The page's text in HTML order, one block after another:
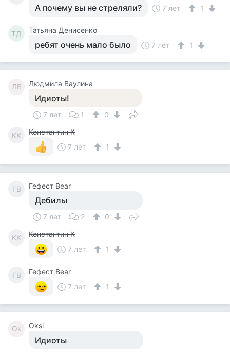
А почему вы не стреляли? 7 лет 1
ТД Татьяна Денисенко
ребят очень мало было 7 лет 1
ЛВ Людмила Ваулина
Идиоты!
7 лет 1 0
КК
Константин К
7 лет
1
ГB Гефест Bear
Дебилы
7 лет 2 0
КК
Константин К
7 лет
1
ГB
Гефест Bear
7 лет
1
Ok Oksi
Идиоты